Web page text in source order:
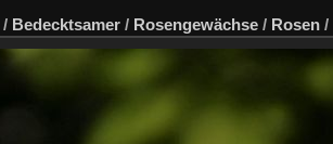
/ Bedecktsamer / Rosengewächse / Rosen /